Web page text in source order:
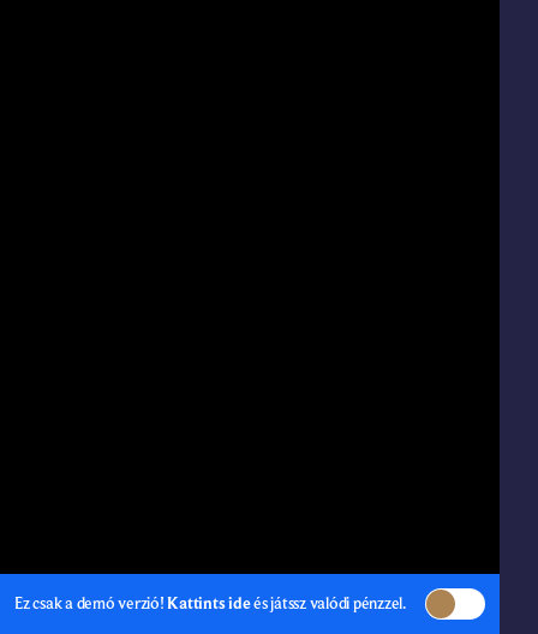
Ez csak a demó verzió! Kattints ideés játssz valódi pénzzel.